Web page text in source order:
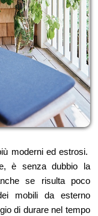
moderni ed estrosi.
è senza dubbio la
se risulta poco
mobili da esterno
di durare nel tempo